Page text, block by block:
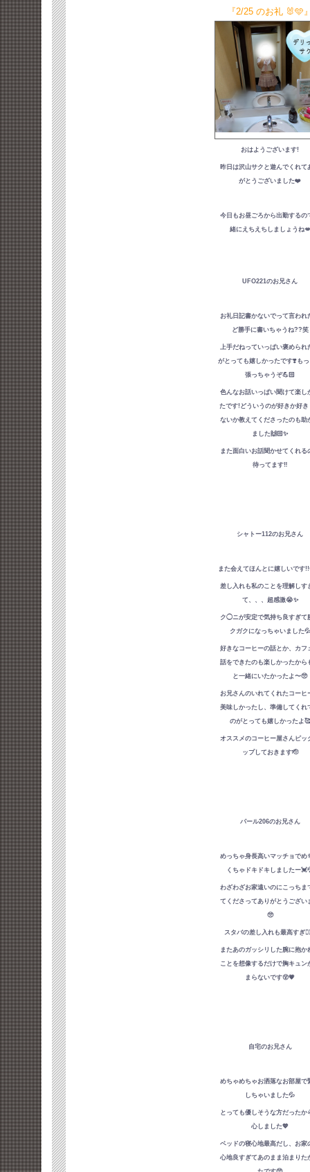
『2/25 のお礼 🐰🩵
おはようございます!
昨日は沢山サクと遊んでくれて
がとうございました❤️
今日もお昼ごろから出勤するの
緒にえちえちしましょうね💋
UFO221のお兄さん
お礼日記書かないでって言われ
ど勝手に書いちゃうね??笑
上手だねっていっぱい褒められ
がとっても嬉しかったです❣️も
張っちゃうぞ💪🏻
色んなお話いっぱい聞けて楽し
たです!どういうのが好きか好き
ないか教えてくださったのも助
ました🙌🏻✨
また面白いお話聞かせてくれる
待ってます‼️
シャトー112のお兄さん
また会えてほんとに嬉しいです
差し入れも私のことを理解しす
て、、、超感激😭✨
ク◯ニが安定で気持ち良すぎて
クガクになっちゃいました💦
好きなコーヒーの話とか、カフ
話をできたのも楽しかったから
と一緒にいたかったよ〜🥺
お兄さんのいれてくれたコーヒ
美味しかったし、準備してくれ
のがとっても嬉しかったよ🥰
オススメのコーヒー屋さんピッ
ップしておきます🫡
パール206のお兄さん
めっちゃ身長高いマッチョでめ
くちゃドキドキしましたー
わざわざお家遠いのにこっちま
てくださってありがとうござい
🥺
スタバの差し入れも最高すぎ
またあのガッシリした腕に抱か
ことを想像するだけで胸キュン
まらないです😵💗
自宅のお兄さん
めちゃめちゃお洒落なお部屋で
しちゃいました💦
とっても優しそうな方だったか
心しました💖
ベッドの寝心地最高だし、お家
心地良すぎてあのまま泊まりた